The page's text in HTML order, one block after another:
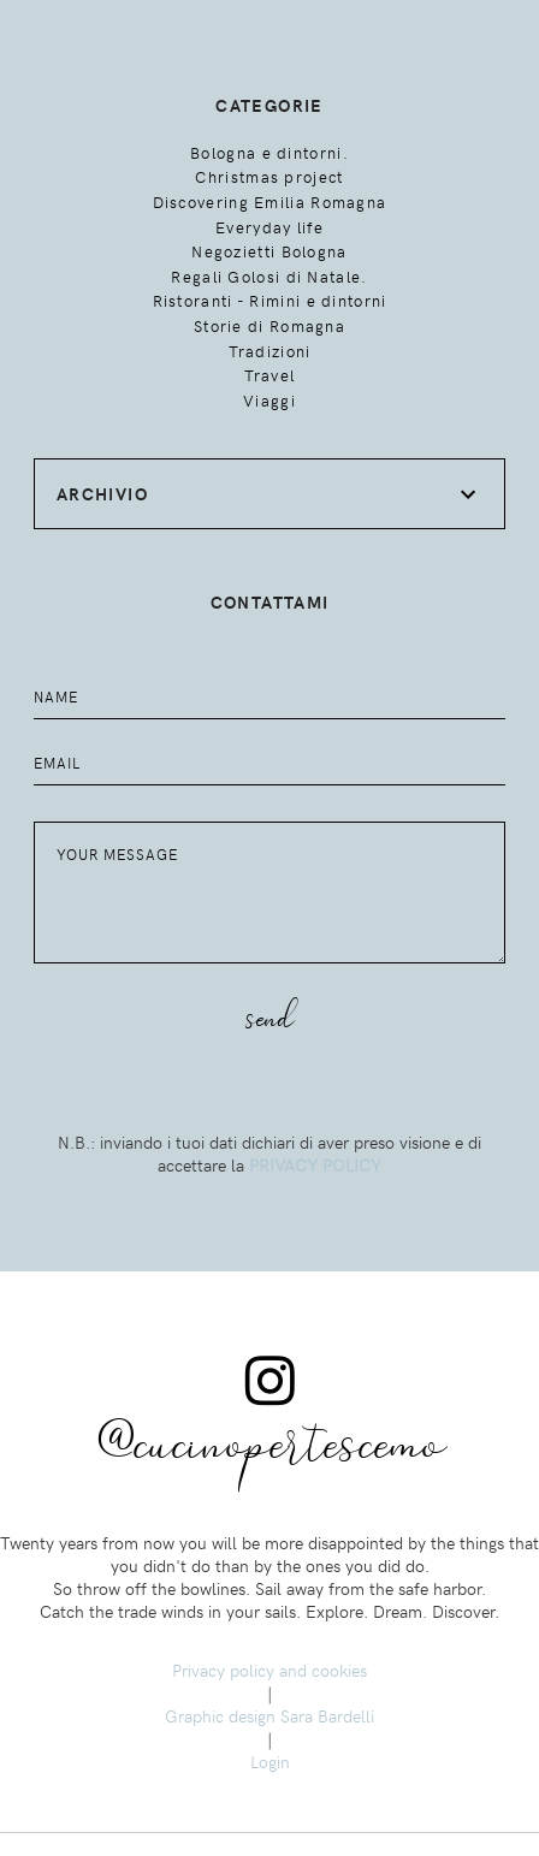
CATEGORIE
Bologna e dintorni.
Christmas project
Discovering Emilia Romagna
Everyday life
Negozietti Bologna
Regali Golosi di Natale.
Ristoranti - Rimini e dintorni
Storie di Romagna
Tradizioni
Travel
Viaggi
ARCHIVIO
CONTATTAMI
N.B.: inviando i tuoi dati dichiari di aver preso visione e di
accettare la
@cucinopertescemo
Twenty years from now you will be more disappointed by the things that
you didn't do than by the ones you did do.
So throw off the bowlines. Sail away from the safe harbor.
Catch the trade winds in your sails. Explore. Dream. Discover.
Privacy policy and cookies
|
Graphic design Sara Bardelli
|
Login